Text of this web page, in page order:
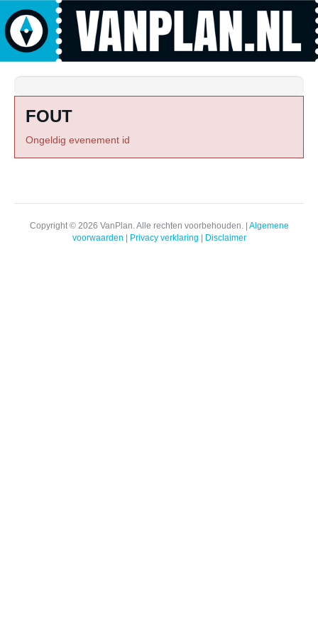
FOUT
Ongeldig evenement id
Copyright © 2026 VanPlan. Alle rechten voorbehouden. | Algemene
voorwaarden
Privacy verklaring Disclaimer